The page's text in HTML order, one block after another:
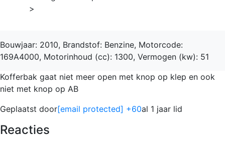
>
Bouwjaar: 2010, Brandstof: Benzine, Motorcode:
169A4000, Motorinhoud (cc): 1300, Vermogen (kw): 51
Kofferbak gaat niet meer open met knop op klep en ook
niet met knop op AB
Geplaatst door[email protected] +60al 1 jaar lid
Reacties